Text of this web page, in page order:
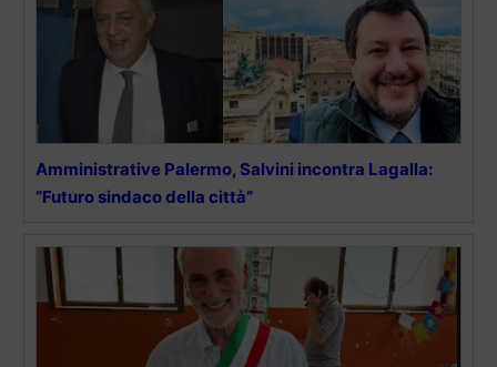
Amministrative Palermo, Salvini incontra Lagalla:
“Futuro sindaco della città”